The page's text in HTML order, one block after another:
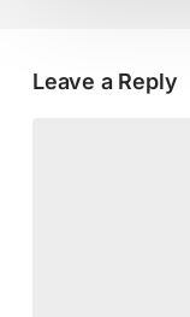
Leave a Reply